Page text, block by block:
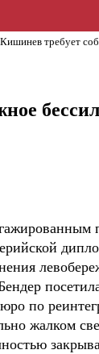
требует
по
жалком